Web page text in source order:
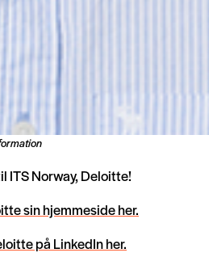
ITS Norway, Deloitte!
sin hjemmeside her.
på LinkedIn her.